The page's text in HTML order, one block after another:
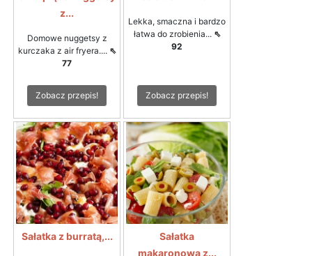
z...
Domowe nuggetsy z
kurczaka z air fryera.... ⇖
77
Zobacz przepis!
Lekka, smaczna i bardzo
łatwa do zrobienia... ⇖
92
Zobacz przepis!
Sałatka z burratą,...
Sałatka
makaronowa z...